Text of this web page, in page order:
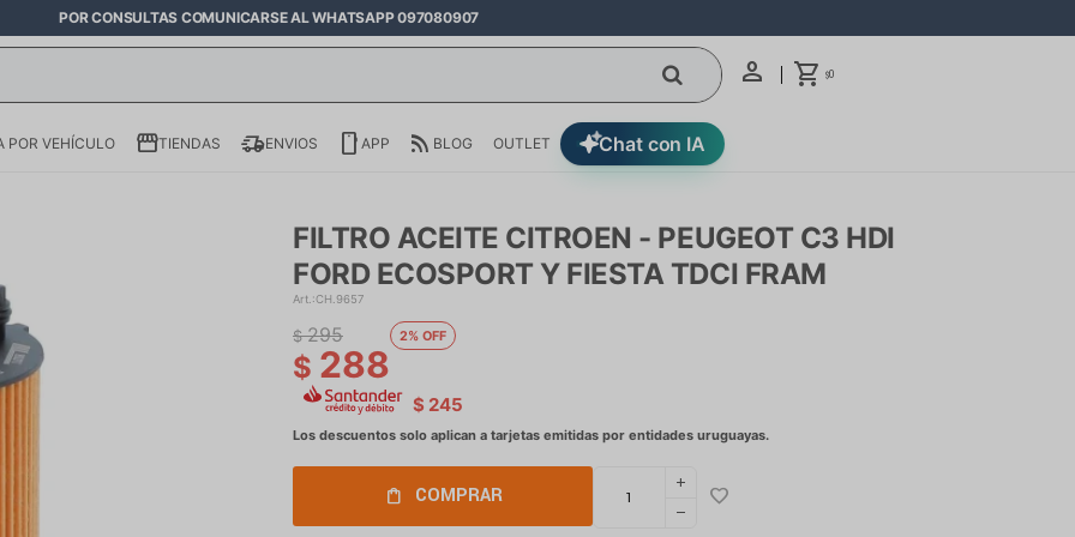
POR CONSULTAS COMUNICARSE AL WHATSAPP 097080907
$0
Chat con IA
POR VEHÍCULO TIENDAS ENVIOS APP BLOG OUTLET
FILTRO ACEITE CITROEN - PEUGEOT C3 HDI
FORD ECOSPORT Y FIESTA TDCI FRAM
CH.9657
$ 288
$ 295 2
$ 245
COMPRAR
add
remove